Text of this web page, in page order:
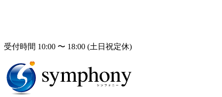
受付時間 10:00 〜 18:00 (土日祝定休)